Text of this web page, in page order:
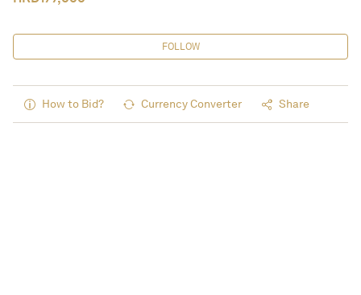
FOLLOW
How to Bid? Currency Converter Share